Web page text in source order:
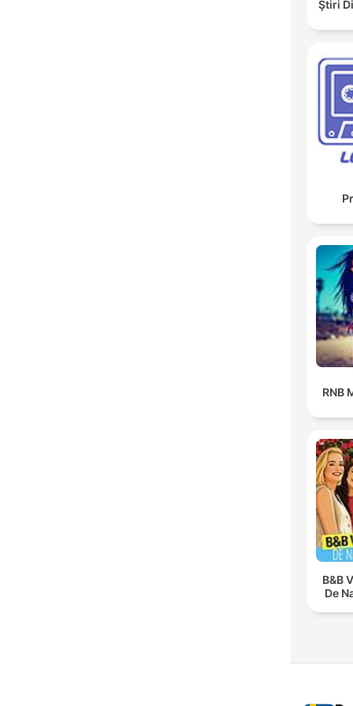
Ştiri
RNB
B&B
De